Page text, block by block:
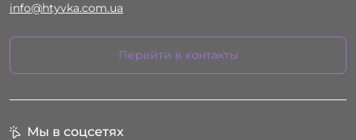
info@htyvka.com.ua
Перейти в контакты
Мы в соцсетях